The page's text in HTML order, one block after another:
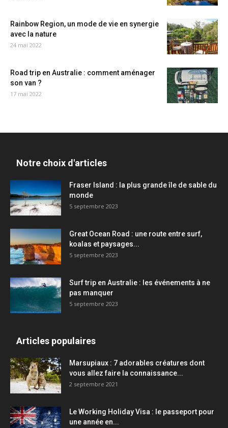
Rainbow Region, un mode de vie en synergie
avec la nature
24 mai 2022
Road trip en Australie : comment aménager
son van ?
17 mai 2022
Notre choix d'articles
Fraser Island : la plus grande île de sable du
monde
5 septembre 2023
Great Ocean Road : une route entre surf,
koalas et paysages...
5 septembre 2023
Surf trip en Australie : les événements à ne
pas manquer
5 septembre 2023
Articles populaires
Marsupiaux : 7 adorables créatures dont
vous allez faire la connaissance...
2 septembre 2021
Le Working Holiday Visa : le passeport pour
une année en...